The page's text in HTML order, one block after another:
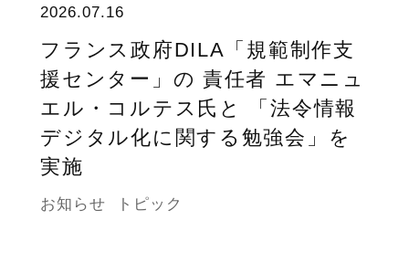
2026.07.16
フランス政府DILA「規範制作支
援センター」の 責任者 エマニュ
エル・コルテス氏と 「法令情報
デジタル化に関する勉強会」を
実施
お知らせ トピック